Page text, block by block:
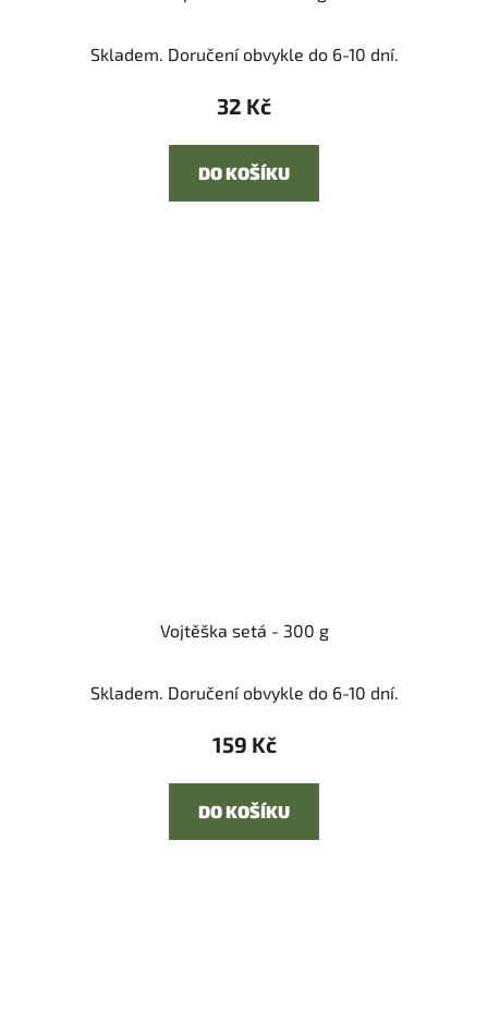
Skladem. Doručení obvykle do 6-10 dní.
32 Kč
DO KOŠÍKU
Vojtěška setá - 300 g
Skladem. Doručení obvykle do 6-10 dní.
159 Kč
DO KOŠÍKU